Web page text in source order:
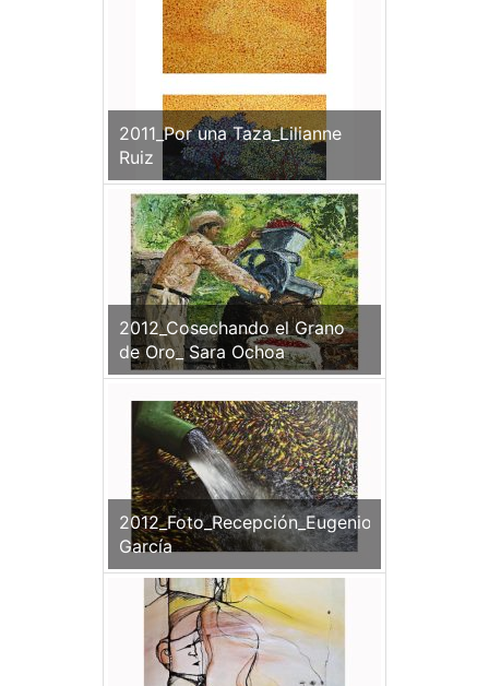
2011_Por una Taza_Lilianne
Ruiz
2012_Cosechando el Grano
de Oro_ Sara Ochoa
2012_Foto_Recepción_Eugenio
García